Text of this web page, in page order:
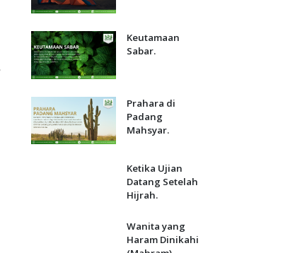
Keutamaan
Sabar.
Prahara di
Padang
Mahsyar.
Ketika Ujian
Datang Setelah
Hijrah.
Wanita yang
Haram Dinikahi